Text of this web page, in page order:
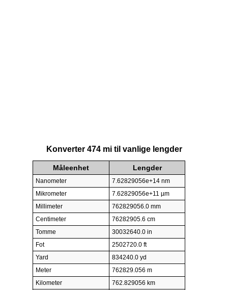
Konverter 474 mi til vanlige lengder
Måleenhet Lengder
Nanometer
7.62829056e+14 nm
Mikrometer
7.62829056e+11 µm
Millimeter
762829056.0 mm
Centimeter
76282905.6 cm
Tomme
30032640.0 in
Fot
2502720.0 ft
Yard
834240.0 yd
Meter
762829.056 m
Kilometer
762.829056 km